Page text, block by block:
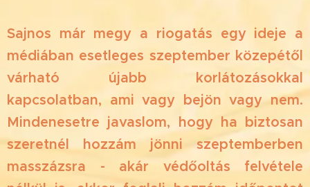
Sajnos már megy a riogatás egy ideje a
médiában esetleges szeptember közepétől
várható újabb korlátozásokkal
kapcsolatban, ami vagy bejön vagy nem.
Mindenesetre javaslom, hogy ha biztosan
szeretnél hozzám jönni szeptemberben
masszázsra - akár védőoltás felvétele